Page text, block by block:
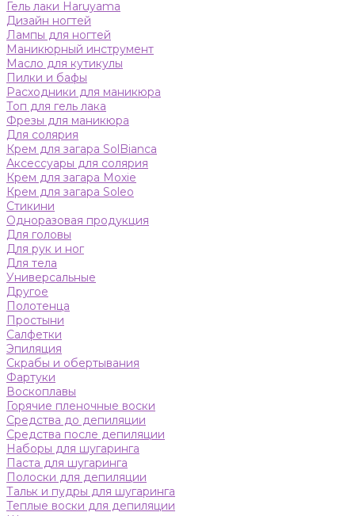
Гель лаки Haruyama
Дизайн ногтей
Лампы для ногтей
Маникюрный инструмент
Масло для кутикулы
Пилки и бафы
Расходники для маникюра
Топ для гель лака
Фрезы для маникюра
Для солярия
Крем для загара SolBianca
Аксессуары для солярия
Крем для загара Moxie
Крем для загара Soleo
Стикини
Одноразовая продукция
Для головы
Для рук и ног
Для тела
Универсальные
Другое
Полотенца
Простыни
Салфетки
Эпиляция
Скрабы и обертывания
Фартуки
Воскоплавы
Горячие пленочные воски
Средства до депиляции
Средства после депиляции
Наборы для шугаринга
Паста для шугаринга
Полоски для депиляции
Тальк и пудры для шугаринга
Теплые воски для депиляции